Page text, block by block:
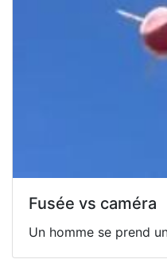
Fusée vs caméra
Un homme se prend